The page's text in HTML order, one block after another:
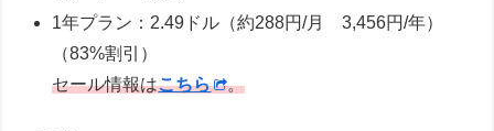
1年プラン：2.49ドル（約288円/月 3,456円/年）
（83%割引）
セール情報はこちら 。